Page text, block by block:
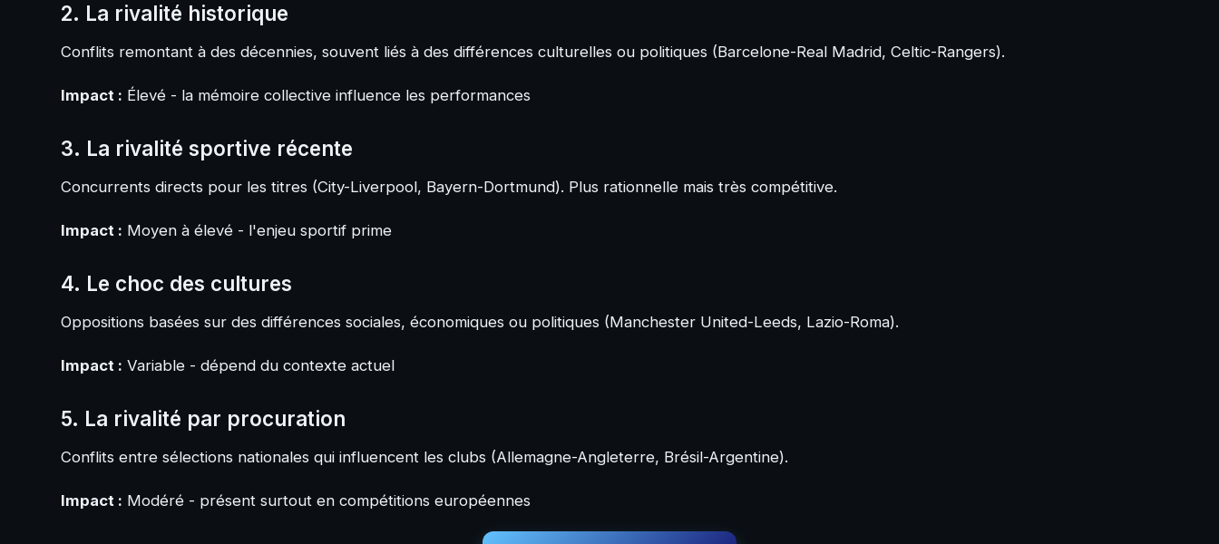
2. La rivalité historique
Conflits remontant à des décennies, souvent liés à des différences culturelles ou politiques (Barcelone-Real Madrid, Celtic-Rangers).
Impact : Élevé - la mémoire collective influence les performances
3. La rivalité sportive récente
Concurrents directs pour les titres (City-Liverpool, Bayern-Dortmund). Plus rationnelle mais très compétitive.
Impact : Moyen à élevé - l'enjeu sportif prime
4. Le choc des cultures
Oppositions basées sur des différences sociales, économiques ou politiques (Manchester United-Leeds, Lazio-Roma).
Impact : Variable - dépend du contexte actuel
5. La rivalité par procuration
Conflits entre sélections nationales qui influencent les clubs (Allemagne-Angleterre, Brésil-Argentine).
Impact : Modéré - présent surtout en compétitions européennes